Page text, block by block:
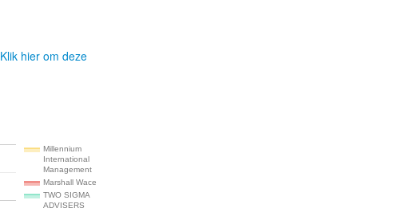
Klik hier om deze
Millennium
International
Management
Marshall Wace
TWO SIGMA
ADVISERS